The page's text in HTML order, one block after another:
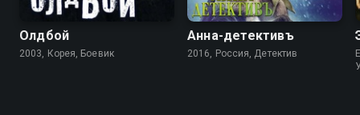
Олдбой
2003, Корея, Боевик
Анна-детективъ
2016, Россия, Детектив